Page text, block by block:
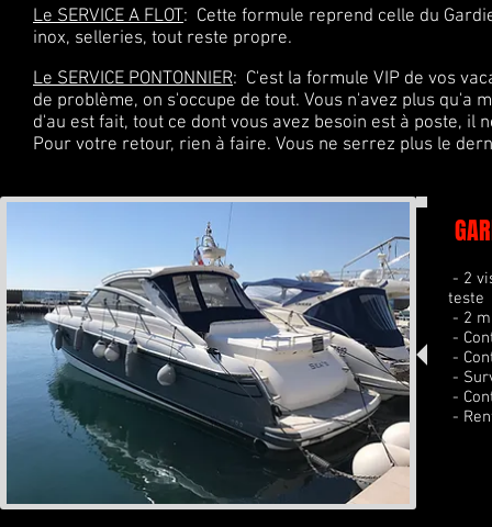
Le SERVICE A FLOT: Cette formule reprend celle du
inox, selleries, tout reste propre.
Le SERVICE PONTONNIER: C'est la formule VIP de vos
de problème, on s'occupe de tout. Vous n'avez plus qu'a
d'au est fait, tout ce dont vous avez besoin est à poste, il
Pour votre retour, rien à faire. Vous ne serrez plus le
- 2
teste
- 2
-
-
-
-
-